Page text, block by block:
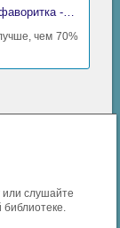
чем 70%
или слушайте